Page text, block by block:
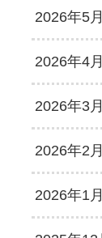
2026年5月
2026年4月
2026年3月
2026年2月
2026年1月